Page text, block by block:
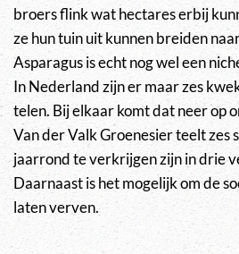
broers flink wat hectares erbij
ze hun tuin uit kunnen breiden
Asparagus is echt nog wel een
In Nederland zijn er maar zes
telen. Bij elkaar komt dat neer op
Van der Valk Groenesier teelt zes
jaarrond te verkrijgen zijn in drie
Daarnaast is het mogelijk om de
laten verven.